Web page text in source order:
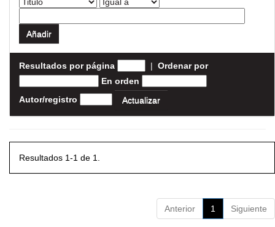
Resultados por página | Ordenar por
En orden
Autor/registro
Resultados 1-1 de 1.
Anterior 1 Siguiente